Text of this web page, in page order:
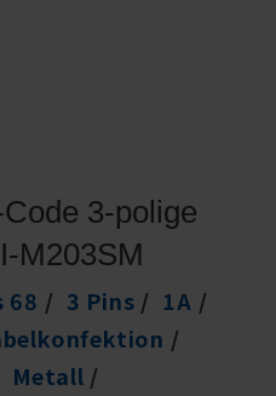
3-polige
M203SM
68 3 Pins
1A
Metall